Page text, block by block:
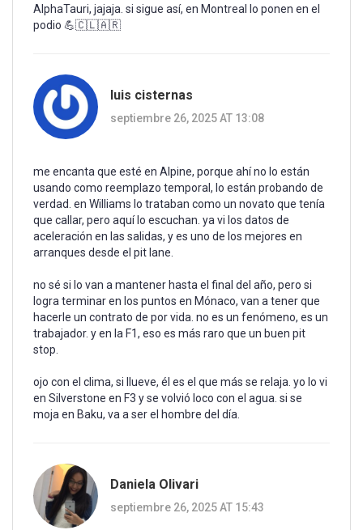
AlphaTauri, jajaja. si sigue así, en Montreal lo ponen en el
podio 💪🇨🇱🇦🇷
luis cisternas
septiembre 26, 2025 AT 13:08
me encanta que esté en Alpine, porque ahí no lo están
usando como reemplazo temporal, lo están probando de
verdad. en Williams lo trataban como un novato que tenía
que callar, pero aquí lo escuchan. ya vi los datos de
aceleración en las salidas, y es uno de los mejores en
arranques desde el pit lane.
no sé si lo van a mantener hasta el final del año, pero si
logra terminar en los puntos en Mónaco, van a tener que
hacerle un contrato de por vida. no es un fenómeno, es un
trabajador. y en la F1, eso es más raro que un buen pit
stop.
ojo con el clima, si llueve, él es el que más se relaja. yo lo vi
en Silverstone en F3 y se volvió loco con el agua. si se
moja en Baku, va a ser el hombre del día.
Daniela Olivari
septiembre 26, 2025 AT 15:43